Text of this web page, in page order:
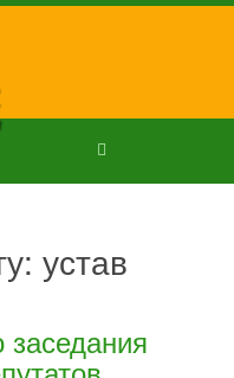
устав
заседания